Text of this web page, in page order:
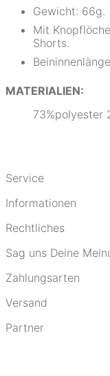
Gewicht: 66g.
Mit
Shorts.
MATERIALIEN:
73%polyester
Service
Informationen
Rechtliches
Sag uns Deine
Zahlungsarten
Versand
Partner